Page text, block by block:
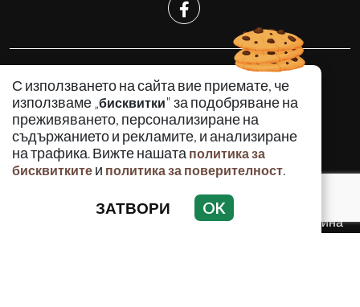
С използването на сайта вие приемате, че
използваме „бисквитки" за подобряване на
преживяването, персонализиране на
съдържанието и рекламите, и анализиране
на трафика. Вижте нашата политика за
бисквитките и политика за поверителност.
ЗАТВОРИ OK
КРИМИНАЛНО
ИНЦИДЕНТИ
АНАЛИЗИ
ПО СВЕТА
ВОДЕЩИ ТЕМИ
Използването и публикуването на част или цялото
съдържание на Crimes.BG без разрешение на Медийна